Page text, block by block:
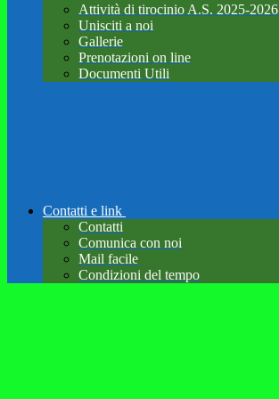
Attività di tirocinio A.S. 2025-2026
Unisciti a noi
Gallerie
Prenotazioni on line
Documenti Utili
Contatti e link
Contatti
Comunica con noi
Mail facile
Condizioni del tempo